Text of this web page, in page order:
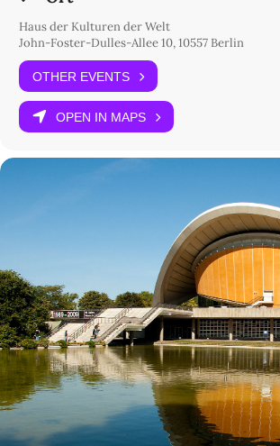
Haus der Kulturen der Welt
John-Foster-Dulles-Allee 10, 10557 Berlin
OTHER EVENTS
OPEN IN MAPS